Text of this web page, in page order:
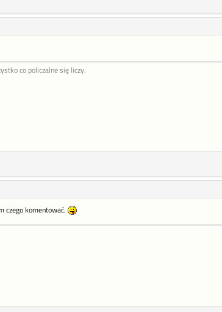
co policzalne się liczy.
czego komentować.